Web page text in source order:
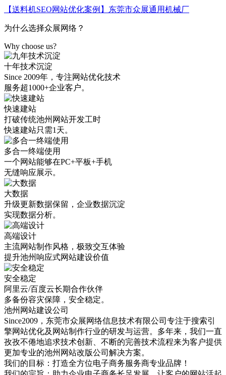
【送料机SEO网站优化案例】东莞市众展通用机械厂
为什么选择众展网络？
Why choose us?
十年技术沉淀
Since 2009年，专注网站优化技术
服务超1000+企业客户。
快速建站
打破传统池州网站开发工时
快速建站只需1天。
多合一终端使用
一个网站能够在PC+平板+手机
无缝响应展示。
大数据
升级更新数据保留，企业数据沉淀
实现数据分析。
高端设计
主流网站制作风格，极致交互体验
提升池州响应式网站建设价值
安全稳定
阿里云/百度云长期合作伙伴
多备份容灾保障，安全稳定。
池州网站建设公司
Since2009，东莞市众展网络信息技术有限公司专注于搜索引
擎网站优化及网站制作行业的研发与运营。多年来，我们一直
孜孜不倦地追求技术创新、不断的完善技术流程来为客户提供
更加专业的池州网站改版公司解决方案。
我们的目标：打造全方位电子商务服务商专业品牌！